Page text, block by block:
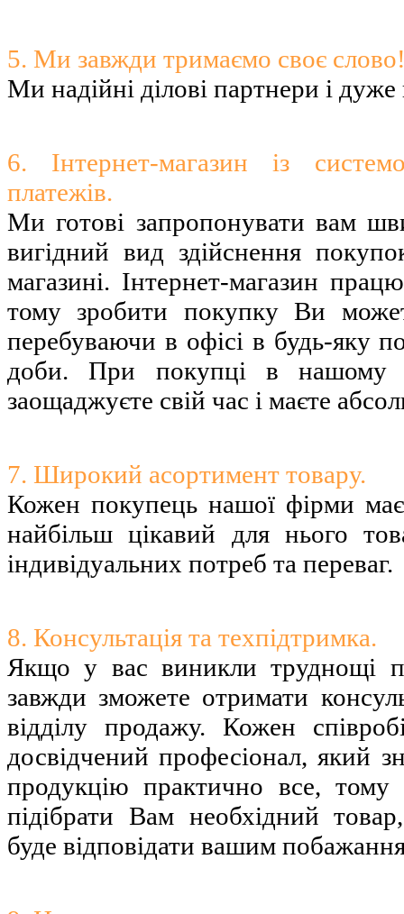
5. Ми завжди тримаємо своє
Ми надійні ділові партнери і
6. Інтернет-магазин із
платежів.
Ми готові запропонувати вам
вигідний вид здійснення
магазині. Інтернет-магазин
тому зробити покупку Ви
перебуваючи в офісі в будь-яку
доби. При покупці в нашому
заощаджуєте свій час і маєте
7. Широкий асортимент товару.
Кожен покупець нашої фірми має
найбільш цікавий для нього
індивідуальних потреб та переваг.
8. Консультація та техпідтримка.
Якщо у вас виникли труднощі
завжди зможете отримати
відділу продажу. Кожен
досвідчений професіонал, який
продукцію практично все,
підібрати Вам необхідний
буде відповідати вашим